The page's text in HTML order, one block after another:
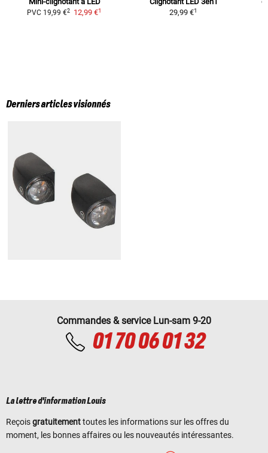
PVC 19,99 €2 12,99 €1
29,99 €1
Derniers articles visionnés
Commandes & service Lun-sam 9-20
01 70 06 01 32
La lettre d'information Louis
Reçoisgratuitementtoutes les informations sur les offres du
moment, les bonnes affaires ou les nouveautés intéressantes.